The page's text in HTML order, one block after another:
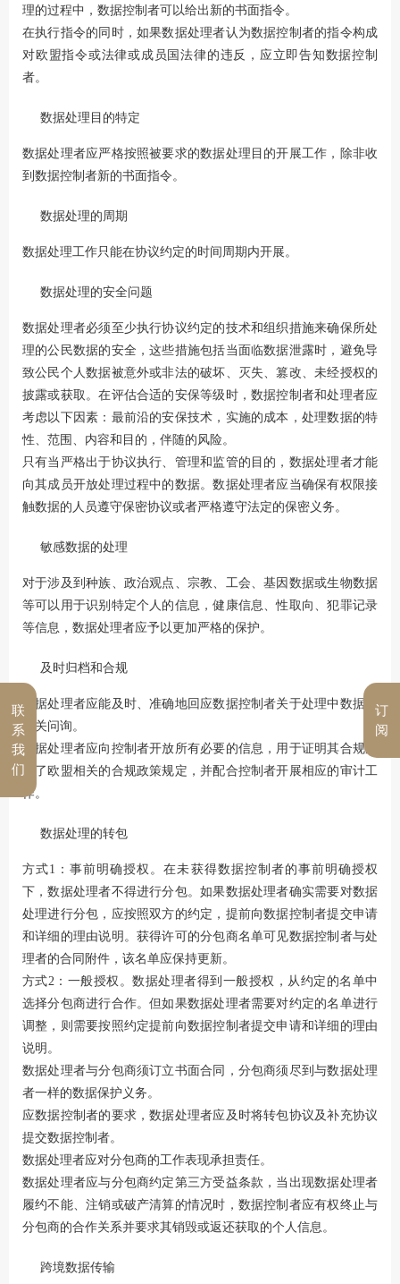
理的过程中，数据控制者可以给出新的书面指令。
在执行指令的同时，如果数据处理者认为数据控制者的指令构成
对欧盟指令或法律或成员国法律的违反，应立即告知数据控制
者。
数据处理目的特定
数据处理者应严格按照被要求的数据处理目的开展工作，除非收
到数据控制者新的书面指令。
数据处理的周期
数据处理工作只能在协议约定的时间周期内开展。
数据处理的安全问题
数据处理者必须至少执行协议约定的技术和组织措施来确保所处
理的公民数据的安全，这些措施包括当面临数据泄露时，避免导
致公民个人数据被意外或非法的破坏、灭失、篡改、未经授权的
披露或获取。在评估合适的安保等级时，数据控制者和处理者应
考虑以下因素：最前沿的安保技术，实施的成本，处理数据的特
性、范围、内容和目的，伴随的风险。
只有当严格出于协议执行、管理和监管的目的，数据处理者才能
向其成员开放处理过程中的数据。数据处理者应当确保有权限接
触数据的人员遵守保密协议或者严格遵守法定的保密义务。
敏感数据的处理
对于涉及到种族、政治观点、宗教、工会、基因数据或生物数据
等可以用于识别特定个人的信息，健康信息、性取向、犯罪记录
等信息，数据处理者应予以更加严格的保护。
及时归档和合规
数据处理者应能及时、准确地回应数据控制者关于处理中数据的
相关问询。
数据处理者应向控制者开放所有必要的信息，用于证明其合规履
行了欧盟相关的合规政策规定，并配合控制者开展相应的审计工
作。
数据处理的转包
方式1：事前明确授权。在未获得数据控制者的事前明确授权
下，数据处理者不得进行分包。如果数据处理者确实需要对数据
处理进行分包，应按照双方的约定，提前向数据控制者提交申请
和详细的理由说明。获得许可的分包商名单可见数据控制者与处
理者的合同附件，该名单应保持更新。
方式2：一般授权。数据处理者得到一般授权，从约定的名单中
选择分包商进行合作。但如果数据处理者需要对约定的名单进行
调整，则需要按照约定提前向数据控制者提交申请和详细的理由
说明。
数据处理者与分包商须订立书面合同，分包商须尽到与数据处理
者一样的数据保护义务。
应数据控制者的要求，数据处理者应及时将转包协议及补充协议
提交数据控制者。
数据处理者应对分包商的工作表现承担责任。
数据处理者应与分包商约定第三方受益条款，当出现数据处理者
履约不能、注销或破产清算的情况时，数据控制者应有权终止与
分包商的合作关系并要求其销毁或返还获取的个人信息。
跨境数据传输
订
阅
联
系
我
们